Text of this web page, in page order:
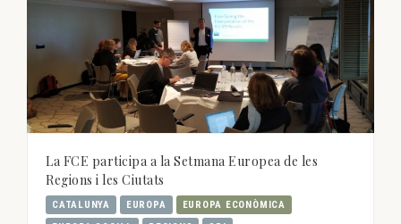
La FCE participa a la Setmana Europea de les
Regions i les Ciutats
CATALUNYA EUROPA
EUROPA ECONÒMICA